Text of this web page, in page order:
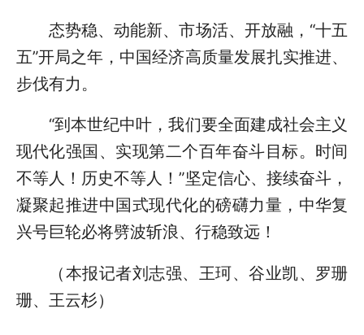
态势稳、动能新、市场活、开放融，“十五
五”开局之年，中国经济高质量发展扎实推进、
步伐有力。
“到本世纪中叶，我们要全面建成社会主义
现代化强国、实现第二个百年奋斗目标。时间
不等人！历史不等人！”坚定信心、接续奋斗，
凝聚起推进中国式现代化的磅礴力量，中华复
兴号巨轮必将劈波斩浪、行稳致远！
（本报记者刘志强、王珂、谷业凯、罗珊
珊、王云杉）